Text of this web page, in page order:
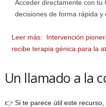
Acceder directamente con tu
decisiones de forma rápida y
Leer más:
Intervención
recibe terapia génica para la
Un llamado a la
👉 Si te parece útil este